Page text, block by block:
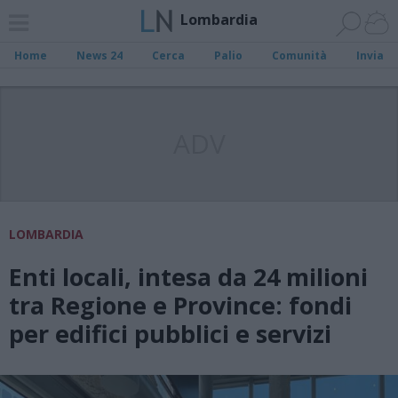
Lombardia
Home News 24 Cerca Palio Comunità Invia
LOMBARDIA
Enti locali, intesa da 24 milioni
tra Regione e Province: fondi
per edifici pubblici e servizi